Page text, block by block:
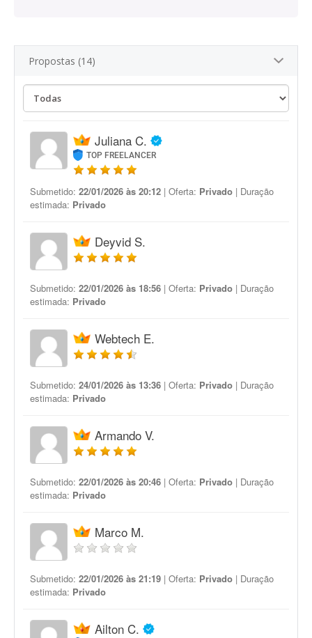
Propostas (14)
Juliana C.
TOP FREELANCER
Submetido: 22/01/2026 às 20:12 | Oferta: Privado | Duração
estimada: Privado
Deyvid S.
Submetido: 22/01/2026 às 18:56 | Oferta: Privado | Duração
estimada: Privado
Webtech E.
Submetido: 24/01/2026 às 13:36 | Oferta: Privado | Duração
estimada: Privado
Armando V.
Submetido: 22/01/2026 às 20:46 | Oferta: Privado | Duração
estimada: Privado
Marco M.
Submetido: 22/01/2026 às 21:19 | Oferta: Privado | Duração
estimada: Privado
Ailton C.